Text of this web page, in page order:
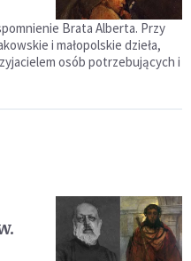
Brata Alberta. Przy
i małopolskie dzieła,
osób potrzebujących i